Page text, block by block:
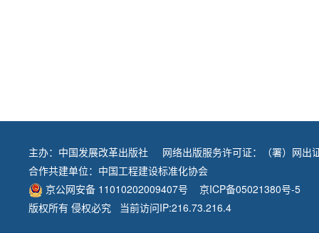
主办： 中国发展改革出版社
网络出版服务许可证：（署）网出
合作共建单位： 中国工程建设标准化协会
京公网安备 11010202009407号
京ICP备05021380号-5
版权所有 侵权必究 当前访问IP:216.73.216.4